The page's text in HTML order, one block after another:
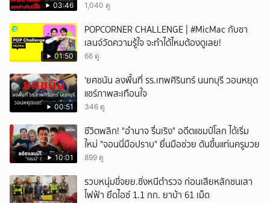
03:46 1,040 ดู
01:50
POPCORNER CHALLENGE | #MicMac กับชา
เลนจ์วัดความรู้ใจ จะทำได้ไหมต้องดูเลย!
66 ดู
00:51
'ยศชนัน ลงพื้นที่ รร.เทพศิรินทร์ นนทบุรี วอนหยุด
แชร์ภาพสะเทือนใจ
346 ดู
10:01
ชีวิตพลิก! "อำนาจ รื่นเริง" อดีตแชมป์โลก ได้เริ่ม
ใหม่ "จอนนี่มือปราบ" ยื่นมือช่วย ดันขึ้นแท่นครูมวย
899 ดู
รวบหนุ่มขี่จยย.ซิ่งหนีตำรวจ ก่อนเสียหลักชนเสา
ไฟฟ้า ยึดไอซ์ 1.1 กก. ยาบ้า 61 เม็ด